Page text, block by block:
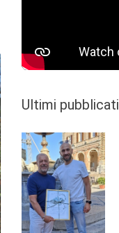
Ultimi pubblicati